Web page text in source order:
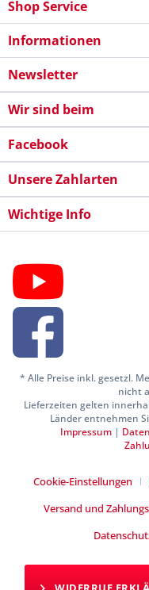
Shop Service
Informationen
Newsletter
Wir sind beim
Facebook
Unsere Zahlarten
Wichtige Info
* Alle Preise inkl. gesetzl.
nicht
Lieferzeiten gelten
Länder entnehmen
Impressum |
Cookie-Einstellungen
Versand und